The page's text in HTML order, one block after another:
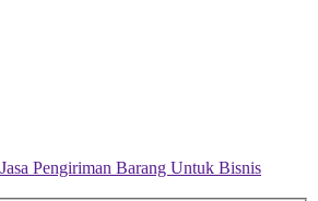
Pengiriman Barang Untuk Bisnis